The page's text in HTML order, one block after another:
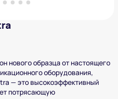
нового образца от настоящего
оборудования,
— это высокоэффективный
потрясающую